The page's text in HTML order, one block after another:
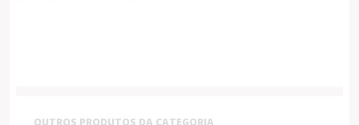
OUTROS PRODUTOS DA CATEGORIA